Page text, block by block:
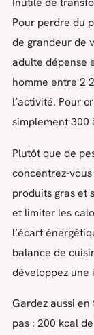
Pour perdre du
de grandeur de
adulte dépense
homme entre 2
l’activité. Pour
simplement 300
Plutôt que de
concentrez-
produits gras et
et limiter les
l’écart
balance de
développez une
Gardez aussi
pas : 200 kcal